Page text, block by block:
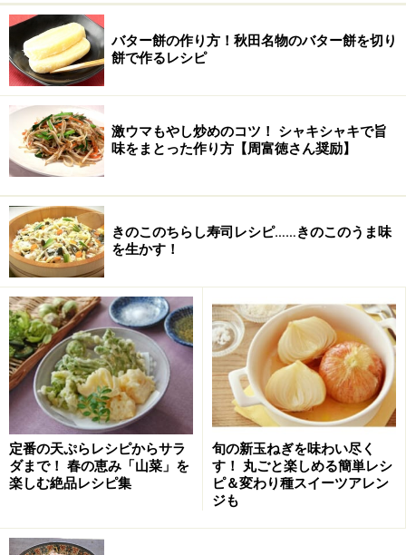
バター餅の作り方！秋田名物のバター餅を切り
餅で作るレシピ
激ウマもやし炒めのコツ！ シャキシャキで旨
味をまとった作り方【周富徳さん奨励】
きのこのちらし寿司レシピ……きのこのうま味
を生かす！
定番の天ぷらレシピからサラ
ダまで！ 春の恵み「山菜」を
楽しむ絶品レシピ集
旬の新玉ねぎを味わい尽く
す！ 丸ごと楽しめる簡単レシ
ピ＆変わり種スイーツアレン
ジも